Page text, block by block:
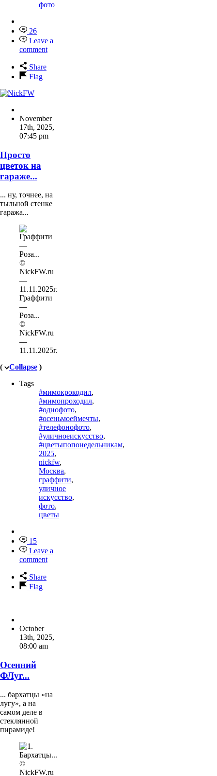
фото
26
Leave a
comment
Share
Flag
November
17th, 2025,
07:45 pm
Просто
цветок на
гараже...
... ну, точнее, на
тыльной стенке
гаража...
Граффити
—
Роза...
©
NickFW.ru
—
11.11.2025г.
(
Collapse )
Tags
#мимокрокодил,
#мимопроходил,
#однофото,
#осеньмоеймечты,
#телефонофото,
#уличноеискусство,
#цветыпопонедельникам,
2025,
nickfw,
Москва,
граффити,
уличное
искусство,
фото,
цветы
15
Leave a
comment
Share
Flag
October
13th, 2025,
08:00 am
Осенний
ФЛуг...
... бархатцы «на
лугу», а на
самом деле в
стеклянной
пирамиде!